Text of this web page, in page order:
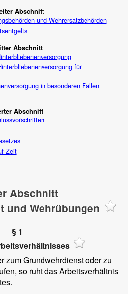
Abschnitt
und Wehrersatzbehörden
Abschnitt
für
in besonderen Fällen
Abschnitt
Zeit
Abschnitt
und Wehrübungen
§ 1
zum Grundwehrdienst oder zu
so ruht das Arbeitsverhältnis